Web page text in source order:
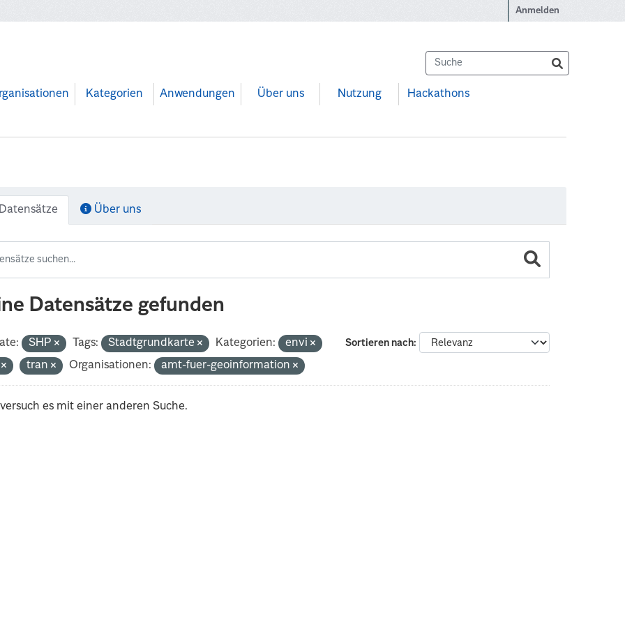
Anmelden
Kategorien Anwendungen Über uns Nutzung Hackathons
Über uns
Datensätze gefunden
Sortieren nach
SHP Tags: Stadtgrundkarte Kategorien:
envi
tran Organisationen: amt-fuer-geoinformation
es mit einer anderen Suche.